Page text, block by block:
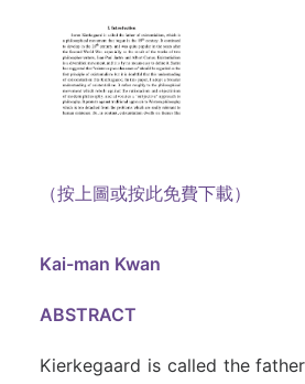
（按上圖或按此免費下載）
Kai-man Kwan
ABSTRACT
Kierkegaard is called the